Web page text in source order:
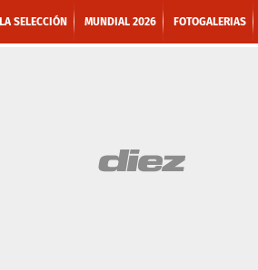
LA SELECCIÓN MUNDIAL 2026 FOTOGALERIAS